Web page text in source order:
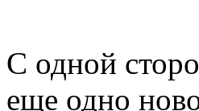
С одной
еще одно